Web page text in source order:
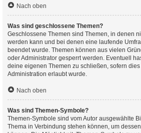
Nach oben
Was sind geschlossene Themen?
Geschlossene Themen sind Themen, in denen
werden kann und bei denen eine laufende
beendet wurde. Themen können aus vielen
oder Administrator gesperrt werden. Eventuell
deine eigenen Themen zu schließen, sofern
Administration erlaubt wurde.
Nach oben
Was sind Themen-Symbole?
Themen-Symbole sind vom Autor ausgewählte
Thema in Verbindung stehen können, um